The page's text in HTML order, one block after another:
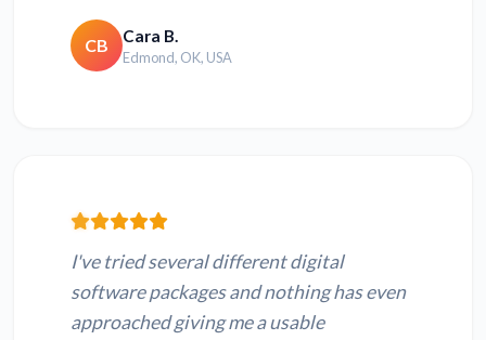
CB Cara B.
Edmond, OK, USA
I've tried several different digital
software packages and nothing has even
approached giving me a usable